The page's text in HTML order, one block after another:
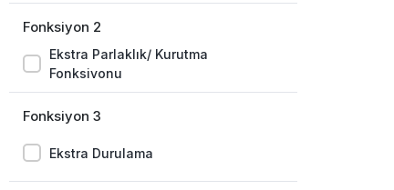
Fonksiyon 2
Ekstra Parlaklık/ Kurutma
Fonksiyonu
Fonksiyon 3
Ekstra Durulama